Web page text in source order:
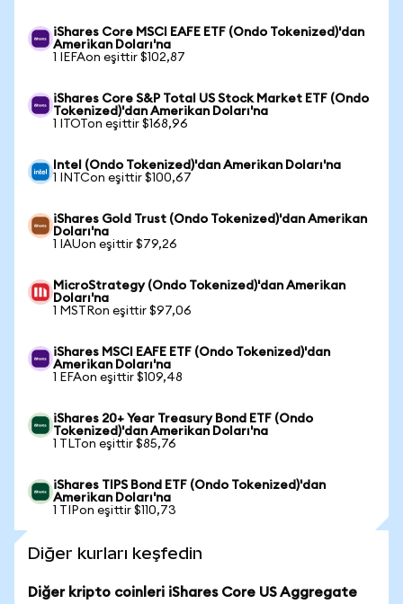
iShares Core MSCI EAFE ETF (Ondo Tokenized)'dan
Amerikan Doları'na
1 IEFAon eşittir $102,87
iShares Core S&P Total US Stock Market ETF (Ondo
Tokenized)'dan Amerikan Doları'na
1 ITOTon eşittir $168,96
Intel (Ondo Tokenized)'dan Amerikan Doları'na
1 INTCon eşittir $100,67
iShares Gold Trust (Ondo Tokenized)'dan Amerikan
Doları'na
1 IAUon eşittir $79,26
MicroStrategy (Ondo Tokenized)'dan Amerikan
Doları'na
1 MSTRon eşittir $97,06
iShares MSCI EAFE ETF (Ondo Tokenized)'dan
Amerikan Doları'na
1 EFAon eşittir $109,48
iShares 20+ Year Treasury Bond ETF (Ondo
Tokenized)'dan Amerikan Doları'na
1 TLTon eşittir $85,76
iShares TIPS Bond ETF (Ondo Tokenized)'dan
Amerikan Doları'na
1 TIPon eşittir $110,73
Diğer kurları keşfedin
Diğer kripto coinleri iShares Core US Aggregate